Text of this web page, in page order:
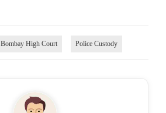
Bombay High Court Police Custody